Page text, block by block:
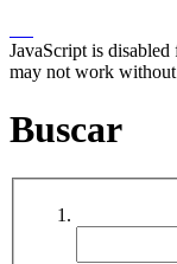
JavaScript is
may not work
Buscar